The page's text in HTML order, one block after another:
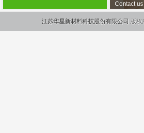
Contact us
江苏华星新材料科技股份有限公司 版